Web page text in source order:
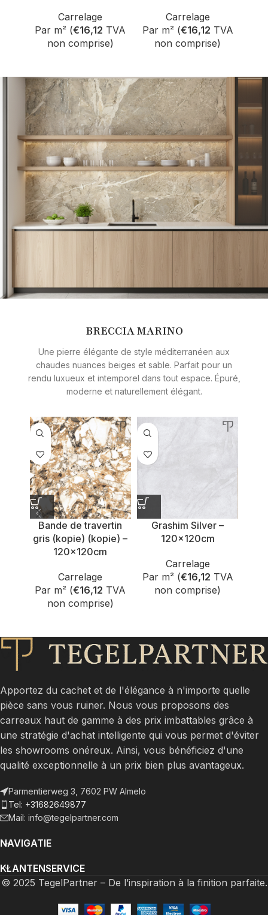
Carrelage
Par m² (€16,12 TVA
non comprise)
Carrelage
Par m² (€16,12 TVA
non comprise)
BRECCIA MARINO
Une pierre élégante de style méditerranéen aux
chaudes nuances beiges et sable. Parfait pour un
rendu luxueux et intemporel dans tout espace. Épuré,
moderne et naturellement élégant.
Bande de travertin
gris (kopie) (kopie) –
120x120cm
Carrelage
Par m² (€16,12 TVA
non comprise)
Grashim Silver –
120x120cm
Carrelage
Par m² (€16,12 TVA
non comprise)
Apportez du cachet et de l'élégance à n'importe quelle
pièce sans vous ruiner. Nous vous proposons des
carreaux haut de gamme à des prix imbattables grâce à
une stratégie d'achat intelligente qui vous permet d'éviter
les showrooms onéreux. Ainsi, vous bénéficiez d'une
qualité exceptionnelle à un prix bien plus avantageux.
Parmentierweg 3, 7602 PW Almelo
Tel: +31682649877
Mail: info@tegelpartner.com
NAVIGATIE
KLANTENSERVICE
© 2025 TegelPartner – De l’inspiration à la finition parfaite.